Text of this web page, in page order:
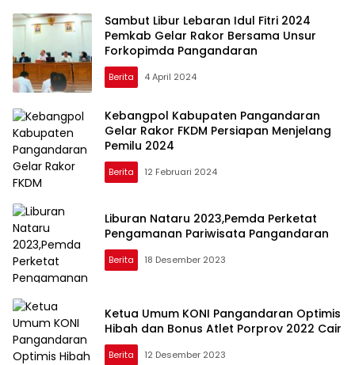
Sambut Libur Lebaran Idul Fitri 2024
Pemkab Gelar Rakor Bersama Unsur
Forkopimda Pangandaran
Berita 4 April 2024
Kebangpol Kabupaten Pangandaran
Gelar Rakor FKDM Persiapan Menjelang
Pemilu 2024
Berita 12 Februari 2024
Liburan Nataru 2023,Pemda Perketat
Pengamanan Pariwisata Pangandaran
Berita 18 Desember 2023
Ketua Umum KONI Pangandaran Optimis
Hibah dan Bonus Atlet Porprov 2022 Cair
Berita 12 Desember 2023